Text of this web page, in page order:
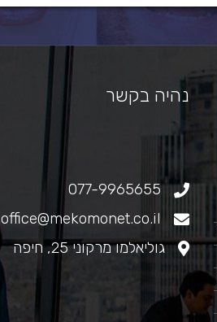
נהיה בקשר
077-9965655
office@mekomonet.co.il
גוליאלמו מרקוני 25, חיפה